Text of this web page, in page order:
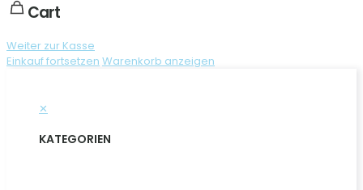
Cart
Weiter zur Kasse
Einkauf fortsetzen Warenkorb anzeigen
✕
KATEGORIEN